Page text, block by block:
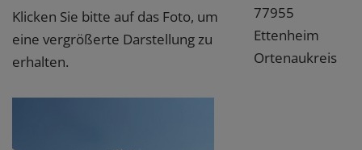
Klicken Sie bitte auf das Foto, um
eine vergrößerte Darstellung zu
erhalten.
77955
Ettenheim
Ortenaukreis